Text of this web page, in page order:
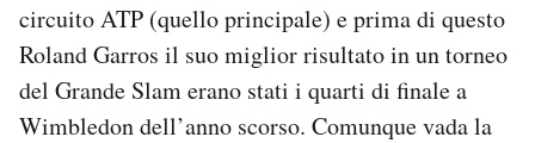
circuito ATP (quello principale) e prima di questo
Roland Garros il suo miglior risultato in un torneo
del Grande Slam erano stati i quarti di finale a
Wimbledon dell’anno scorso. Comunque vada la